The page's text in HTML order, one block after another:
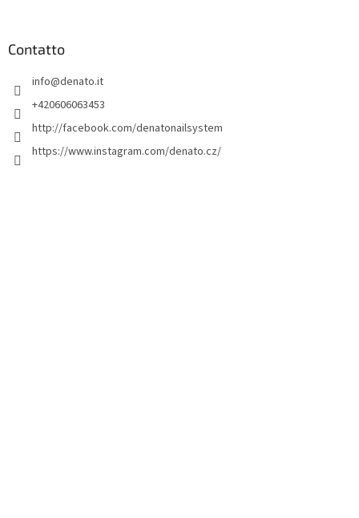
Contatto
info@denato.it
+420606063453
http://facebook.com/denatonailsystem
https://www.instagram.com/denato.cz/